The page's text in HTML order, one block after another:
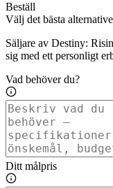
Beställ
Välj det bästa
Säljare av Destiny:
sig med ett personligt
Vad behöver du?
Ditt målpris